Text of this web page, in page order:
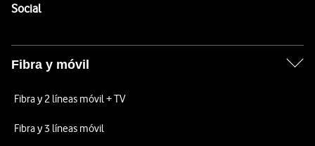
SocialEnlaces a las redes sociales de Vodafone
Fibra y móvil
Fibra y 2 líneas móvil + TV
Fibra y 3 líneas móvil